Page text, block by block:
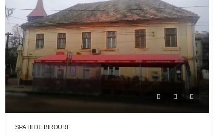
SPAȚII DE BIROURI